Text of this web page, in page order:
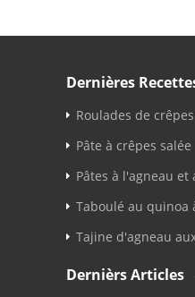
Dernières
Roulades de
Pâte à crêpes salée
Pâtes à l'agneau
Taboulé au quinoa
Tajine d'agneau
Dernièrs Articles